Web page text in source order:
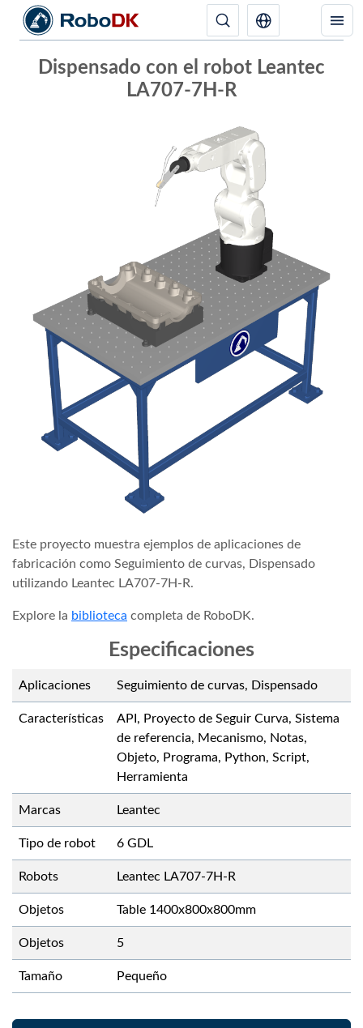
Dispensado con el robot Leantec
LA707-7H-R
Este proyecto muestra ejemplos de aplicaciones de
fabricación como Seguimiento de curvas, Dispensado
utilizando Leantec LA707-7H-R.
Explore la biblioteca completa de RoboDK.
Especificaciones
Aplicaciones Seguimiento de curvas, Dispensado
Características
API, Proyecto de Seguir Curva, Sistema
de referencia, Mecanismo, Notas,
Objeto, Programa, Python, Script,
Herramienta
Marcas Leantec
Tipo de robot 6 GDL
Robots Leantec LA707-7H-R
Objetos Table 1400x800x800mm
Objetos 5
Tamaño Pequeño